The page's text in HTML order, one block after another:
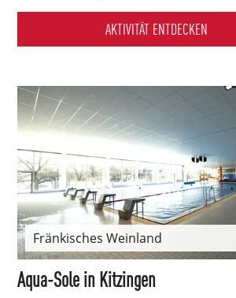
AKTIVITÄT ENTDECKEN
Fränkisches Weinland
Aqua-Sole in Kitzingen